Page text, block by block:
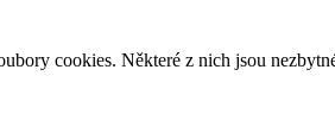
cookies. Některé z nich jsou